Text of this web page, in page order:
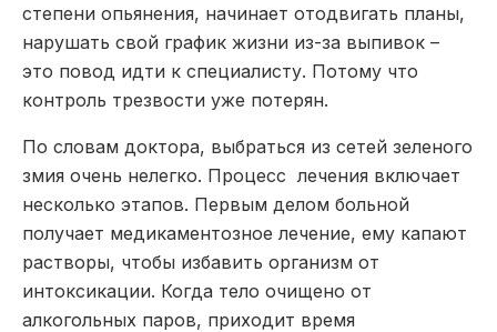
степени опьянения, начинает отодвигать планы,
нарушать свой график жизни из-за выпивок –
это повод идти к специалисту. Потому что
контроль трезвости уже потерян.
По словам доктора, выбраться из сетей зеленого
змия очень нелегко. Процесс лечения включает
несколько этапов. Первым делом больной
получает медикаментозное лечение, ему капают
растворы, чтобы избавить организм от
интоксикации. Когда тело очищено от
алкогольных паров, приходит время